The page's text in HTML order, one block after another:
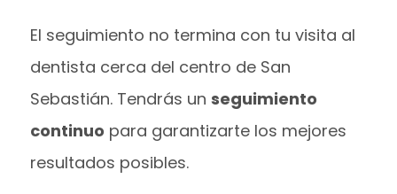
El seguimiento no termina con tu visita al
dentista cerca del centro de San
Sebastián. Tendrás un seguimiento
continuo para garantizarte los mejores
resultados posibles.